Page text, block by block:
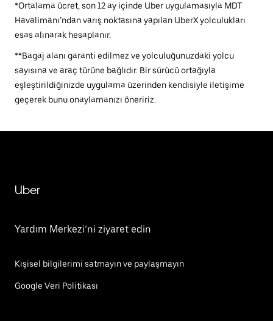
*Ortalama ücret, son 12 ay içinde Uber uygulamasıyla MDT
Havalimanı’ndan varış noktasına yapılan UberX yolculukları
esas alınarak hesaplanır.
**Bagaj alanı garanti edilmez ve yolculuğunuzdaki yolcu
sayısına ve araç türüne bağlıdır. Bir sürücü ortağıyla
eşleştirildiğinizde uygulama üzerinden kendisiyle iletişime
geçerek bunu onaylamanızı öneririz.
Uber
Yardım Merkezi’ni ziyaret edin
Kişisel bilgilerimi satmayın ve paylaşmayın
Google Veri Politikası